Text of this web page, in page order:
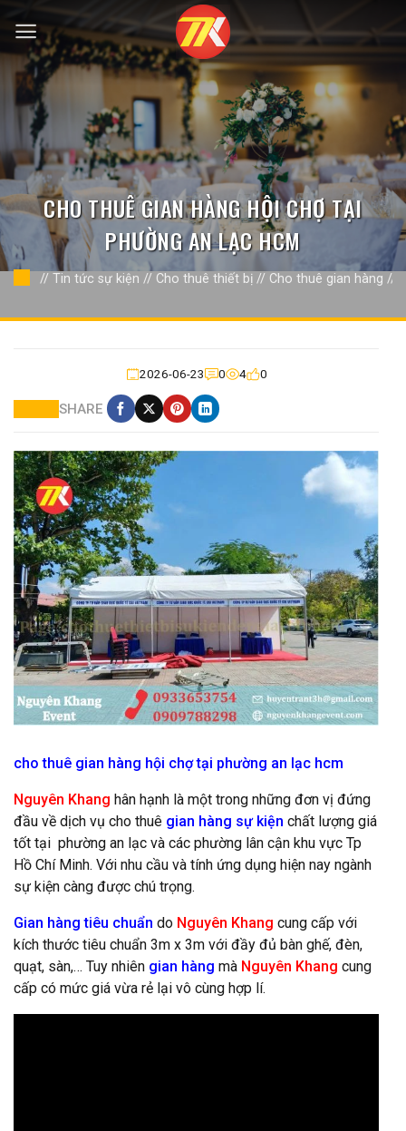
qua
nội
dung
CHO THUÊ GIAN HÀNG HỘI CHỢ TẠI
PHƯỜNG AN LẠC HCM
// Tin tức sự kiện // Cho thuê thiết bị // Cho thuê gian hàng //
2026-06-23 0 4 0
SHARE
cho thuê gian hàng hội chợ tại phường an lạc hcm
Nguyên Khang hân hạnh là một trong những đơn vị đứng
đầu về dịch vụ cho thuê gian hàng sự kiện chất lượng giá
tốt tại phường an lạc và các phường lân cận khu vực Tp
Hồ Chí Minh. Với nhu cầu và tính ứng dụng hiện nay ngành
sự kiện càng được chú trọng.
Gian hàng tiêu chuẩn do Nguyên Khang cung cấp với
kích thước tiêu chuẩn 3m x 3m với đầy đủ bàn ghế, đèn,
quạt, sàn,… Tuy nhiên gian hàng mà Nguyên Khang cung
cấp có mức giá vừa rẻ lại vô cùng hợp lí.